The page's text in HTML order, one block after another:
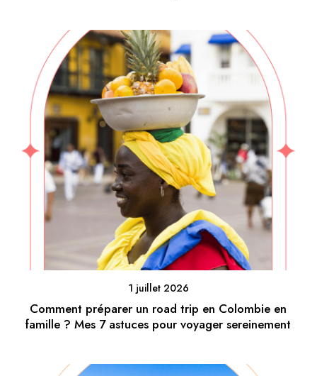
1 juillet 2026
Comment préparer un road trip en Colombie en
famille ? Mes 7 astuces pour voyager sereinement